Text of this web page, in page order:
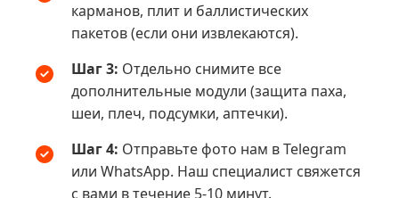
карманов, плит и баллистических
пакетов (если они извлекаются).
Шаг 3: Отдельно снимите все
дополнительные модули (защита паха,
шеи, плеч, подсумки, аптечки).
Шаг 4: Отправьте фото нам в Telegram
или WhatsApp. Наш специалист свяжется
с вами в течение 5-10 минут.